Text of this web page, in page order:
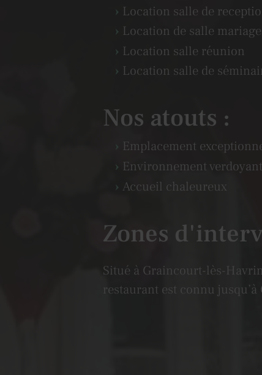
Location salle de
Location de salle
Location salle réunion
Location salle de
Nos atouts :
Emplacement
Environnement verdoyant
Accueil chaleureux
Zones
Situé à Graincourt-lès-
restaurant est connu